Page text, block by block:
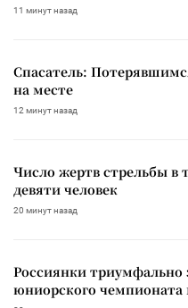
11 минут назад
Спасатель:
на месте
12 минут назад
Число жертв стрельбы в
девяти человек
20 минут назад
Россиянки триумфально
юниорского чемпионата